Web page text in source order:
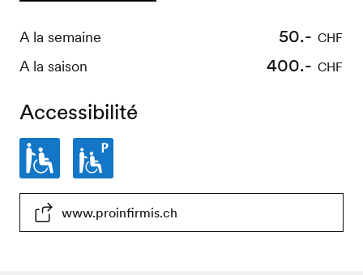
A la semaine 50.- CHF
A la saison 400.- CHF
Accessibilité
Partiellement
accessible
Places
de
www.proinfirmis.ch